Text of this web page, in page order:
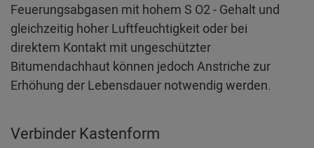
Feuerungsabgasen mit hohem S O2 - Gehalt und
gleichzeitig hoher Luftfeuchtigkeit oder bei
direktem Kontakt mit ungeschützter
Bitumendachhaut können jedoch Anstriche zur
Erhöhung der Lebensdauer notwendig werden.
Verbinder Kastenform